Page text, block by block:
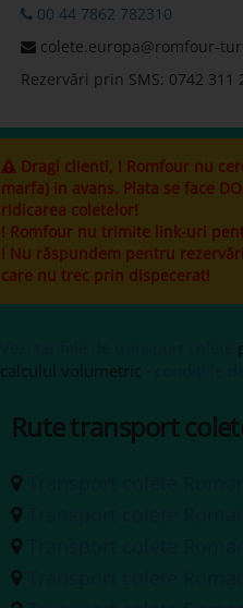
00 44 7862 782310
colete.europa@romfour-
Rezervări prin SMS: 0742 311
Dragi clienti, ! Romfour nu
marfa) in avans. Plata se face
ridicarea coletelor!
! Romfour nu trimite link-uri
! Nu răspundem pentru
care nu trec prin dispecerat!
calculul volumetric ·
Rute transport